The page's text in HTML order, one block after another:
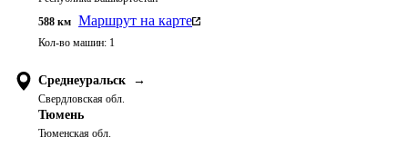
588 км Маршрут на карте
Кол-во машин: 1
Среднеуральск →
Свердловская обл.
Тюмень
Тюменская обл.